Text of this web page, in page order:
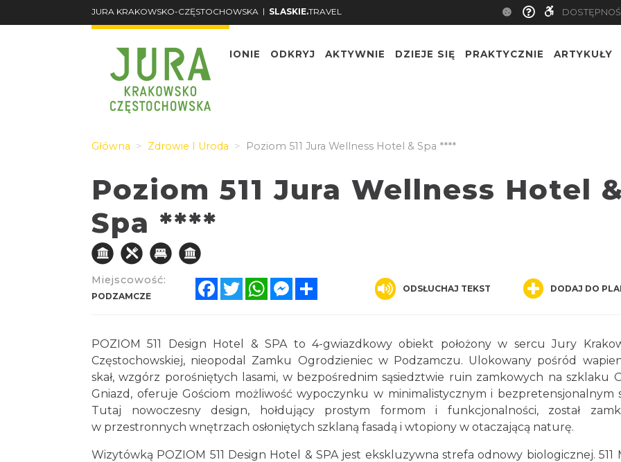
JURA KRAKOWSKO-CZĘSTOCHOWSKA | SLASKIE.TRAVEL
O REGIONIE ODKRYJ AKTYWNIE DZIEJE SIĘ PRAKTYCZNIE ARTYKUŁY
Główna Zdrowie I Uroda Poziom 511 Jura Wellness Hotel & Spa ****
Poziom 511 Jura Wellness Hotel &
Spa ****
Miejscowość:
PODZAMCZE
FacebookTwitterWhatsAppMessenger ODSŁUCHAJ TEKST DODAJ DO
POZIOM 511 Design Hotel & SPA to 4-gwiazdkowy obiekt położony w sercu Jury
Częstochowskiej, nieopodal Zamku Ogrodzieniec w Podzamczu. Ulokowany pośród
skał, wzgórz porośniętych lasami, w bezpośrednim sąsiedztwie ruin zamkowych na szklaku
Gniazd, oferuje Gościom możliwość wypoczynku w minimalistycznym i bezpretensjonalnym
Tutaj nowoczesny design, hołdujący prostym formom i funkcjonalności, został
w przestronnych wnętrzach osłoniętych szklaną fasadą i wtopiony w otaczającą naturę.
Wizytówką POZIOM 511 Design Hotel & SPA jest ekskluzywna strefa odnowy biologicznej. 511